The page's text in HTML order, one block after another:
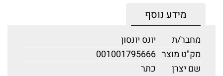
מידע נוסף
מחבר/ת
יונס יונסון
מק"ט מוצר 001001795666
שם יצרן
כתר